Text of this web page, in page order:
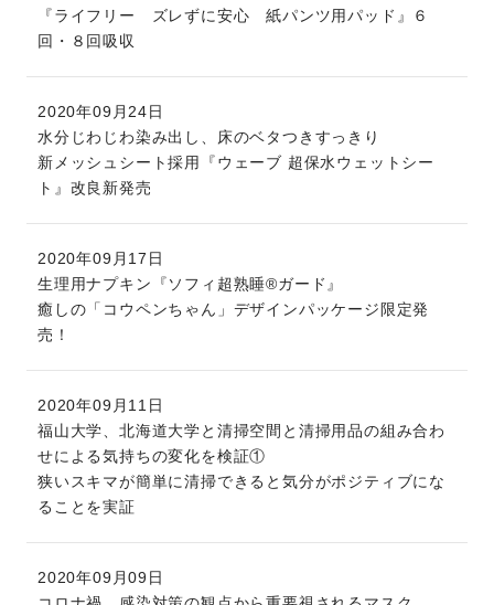
『ライフリー ズレずに安心 紙パンツ用パッド』６
回・８回吸収
2020年09月24日
水分じわじわ染み出し、床のベタつきすっきり
新メッシュシート採用『ウェーブ 超保水ウェットシー
ト』改良新発売
2020年09月17日
生理用ナプキン『ソフィ超熟睡®ガード』
癒しの「コウペンちゃん」デザインパッケージ限定発
売！
2020年09月11日
福山大学、北海道大学と清掃空間と清掃用品の組み合わ
せによる気持ちの変化を検証①
狭いスキマが簡単に清掃できると気分がポジティブにな
ることを実証
2020年09月09日